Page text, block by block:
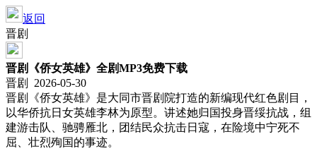
返回
晋剧
晋剧《侨女英雄》全剧MP3免费下载
晋剧 2026-05-30
晋剧《侨女英雄》是大同市晋剧院打造的新编现代红色剧目，
以华侨抗日女英雄李林为原型。讲述她归国投身晋绥抗战，组
建游击队、驰骋雁北，团结民众抗击日寇，在险境中宁死不
屈、壮烈殉国的事迹。